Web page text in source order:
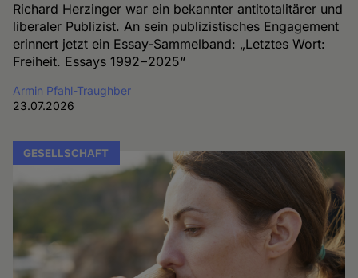
Richard Herzinger war ein bekannter antitotalitärer und
liberaler Publizist. An sein publizistisches Engagement
erinnert jetzt ein Essay-Sammelband: „Letztes Wort:
Freiheit. Essays 1992−2025“
Armin Pfahl-Traughber
23.07.2026
GESELLSCHAFT